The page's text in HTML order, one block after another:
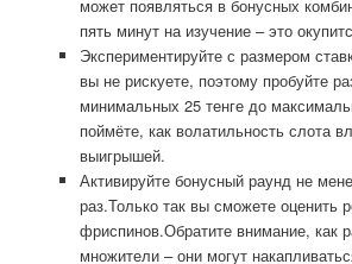
может появляться в бонусных
пять минут на изучение – это
Экспериментируйте с размером
вы не рискуете, поэтому пробуйте
минимальных 25 тенге до
поймёте, как волатильность слота
выигрышей.
Активируйте бонусный раунд не
раз.Только так вы сможете оценить
фриспинов.Обратите внимание, как
множители – они могут